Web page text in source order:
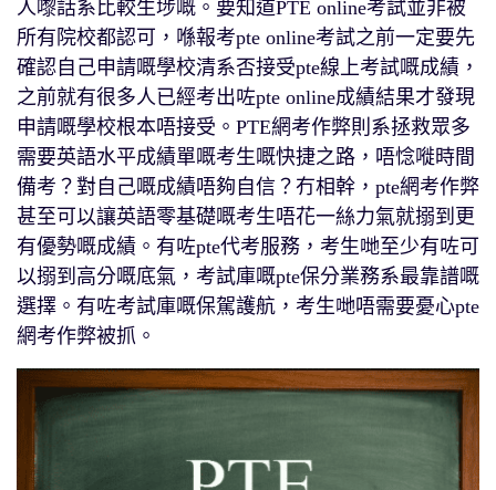
人嚟話系比較生埗嘅。要知道PTE online考試並非被
所有院校都認可，喺報考pte online考試之前一定要先
確認自己申請嘅學校清系否接受pte線上考試嘅成績，
之前就有很多人已經考出咗pte online成績結果才發現
申請嘅學校根本唔接受。PTE網考作弊則系拯救眾多
需要英語水平成績單嘅考生嘅快捷之路，唔惗嘥時間
備考？對自己嘅成績唔夠自信？冇相幹，pte網考作弊
甚至可以讓英語零基礎嘅考生唔花一絲力氣就搦到更
有優勢嘅成績。有咗pte代考服務，考生哋至少有咗可
以搦到高分嘅底氣，考試庫嘅pte保分業務系最靠譜嘅
選擇。有咗考試庫嘅保駕護航，考生哋唔需要憂心pte
網考作弊被抓。